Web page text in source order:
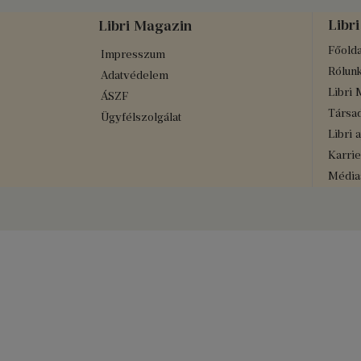
Libri Magazin
Impresszum
Adatvédelem
ÁSZF
Ügyfélszolgálat
Libri
Libri
Libri